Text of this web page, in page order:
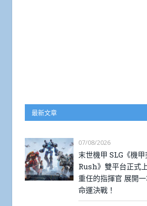
最新文章
07/08/2026
末世機甲 SLG《機
Rush》雙平台正式
重任的指揮官 展開
命運決戰！